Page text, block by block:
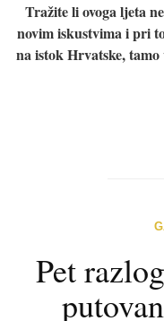
Tražite li ovoga ljeta
novim iskustvima i pri
na istok Hrvatske, tamo
Pet